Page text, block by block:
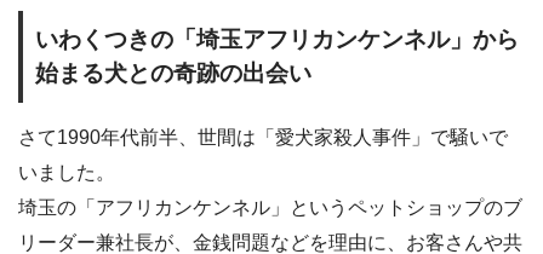
いわくつきの「埼玉アフリカンケンネル」から
始まる犬との奇跡の出会い
さて1990年代前半、世間は「愛犬家殺人事件」で騒いで
いました。
埼玉の「アフリカンケンネル」というペットショップのブ
リーダー兼社長が、金銭問題などを理由に、お客さんや共